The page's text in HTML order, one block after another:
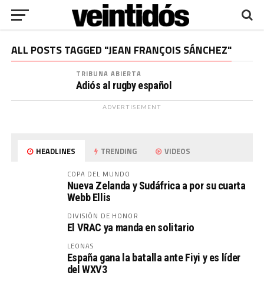
ALL POSTS TAGGED "JEAN FRANÇOIS SÁNCHEZ"
TRIBUNA ABIERTA
Adiós al rugby español
ADVERTISEMENT
HEADLINES TRENDING VIDEOS
COPA DEL MUNDO
Nueva Zelanda y Sudáfrica a por su cuarta
Webb Ellis
DIVISIÓN DE HONOR
El VRAC ya manda en solitario
LEONAS
España gana la batalla ante Fiyi y es líder
del WXV3